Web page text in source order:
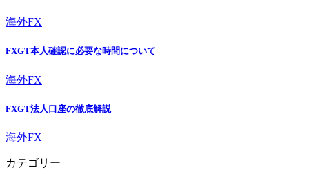
海外FX
FXGT本人確認に必要な時間について
海外FX
FXGT法人口座の徹底解説
海外FX
カテゴリー